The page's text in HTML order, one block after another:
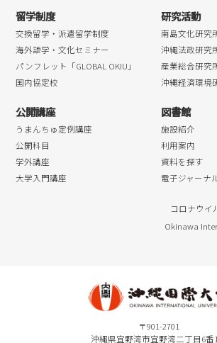
留学制度
交換留学・派遣留学制度
海外語学・文化セミナー
パンフレット「GLOBAL OKIU」
国内協定校
研究活動
南島文化研究
沖縄法政研究
産業総合研究
沖縄経済環境
公開講座
うまんちゅ定例講座
公開科目
学外講座
大学入門講座
図書館
施設紹介
利用案内
資料を探す
電子ジャーナ
コロナウイ
Okinawa
〒901-2701
沖縄県宜野湾市宜野湾二丁目6番